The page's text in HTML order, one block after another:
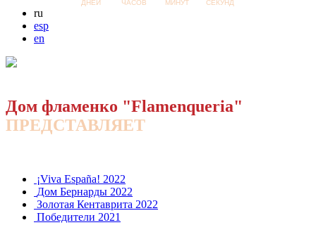
ДНЕЙ ЧАСОВ МИНУТ СЕКУНД
ru
esp
en
Дом фламенко "Flamenqueria"
ПРЕДСТАВЛЯЕТ
¡Viva España! 2022
Дом Бернарды 2022
Золотая Кентаврита 2022
Победители 2021